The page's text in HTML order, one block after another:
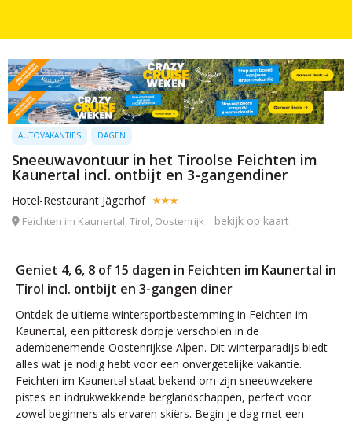
AUTOVAKANTIES DAGEN
Sneeuwavontuur in het Tiroolse Feichten im
Kaunertal incl. ontbijt en 3-gangendiner
Hotel-Restaurant Jägerhof
Feichten im Kaunertal, Tirol, Oostenrijk bekijk op kaart
Geniet 4, 6, 8 of 15 dagen in Feichten im Kaunertal in
Tirol incl. ontbijt en 3-gangen diner
Ontdek de ultieme wintersportbestemming in Feichten im
Kaunertal, een pittoresk dorpje verscholen in de
adembenemende Oostenrijkse Alpen. Dit winterparadijs biedt
alles wat je nodig hebt voor een onvergetelijke vakantie.
Feichten im Kaunertal staat bekend om zijn sneeuwzekere
pistes en indrukwekkende berglandschappen, perfect voor
zowel beginners als ervaren skiërs. Begin je dag met een